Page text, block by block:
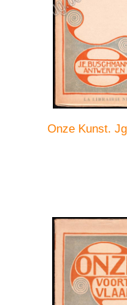
Onze Kunst.